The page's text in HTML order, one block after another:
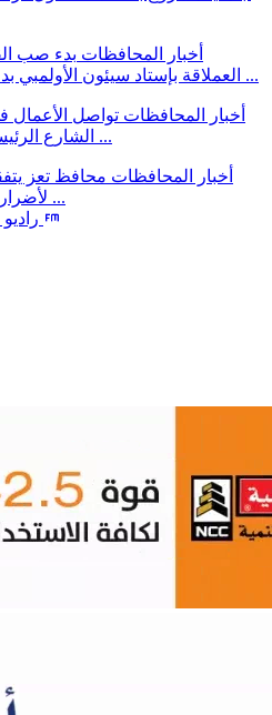
أخبار المحافظات بدء صب
العملاقة بإستاد سيئون الأولمبي بدعم من مؤسسة الناصر للتنمية ...
أخبار المحافظات تواصل الأعمال
الشارع الرئيسي بمدينة عزان بمديرية ميفعة ...
أخبار المحافظات محافظ تعز
لأضرار السيول في طريق تعز - التربة ...